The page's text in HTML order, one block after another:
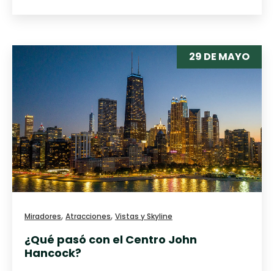
29 DE MAYO
Miradores, Atracciones, Vistas y Skyline
¿Qué pasó con el Centro John
Hancock?